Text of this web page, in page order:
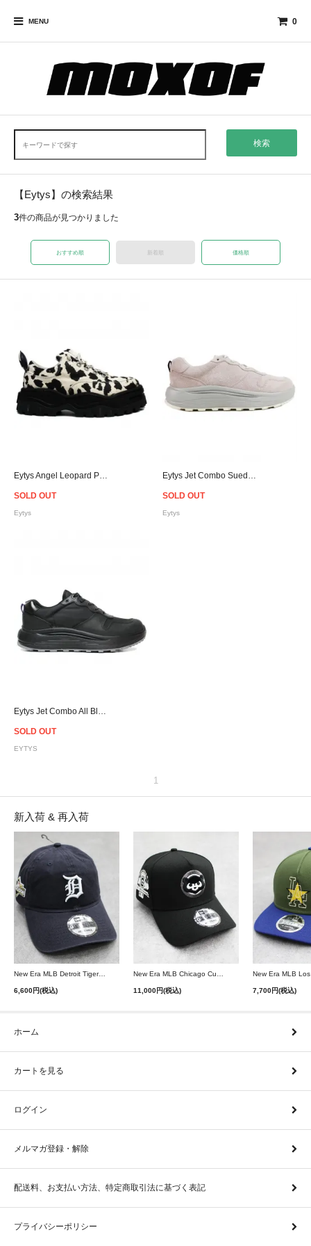
MENU 0
検索
【Eytys】の検索結果
3件の商品が見つかりました
おすすめ順 新着順 価格順
SOLD OUT
Eytys
SOLD OUT
Eytys
SOLD OUT
EYTYS
1
新入荷 & 再入荷
New Era MLB Detroit Tigers Postseason 9Twenty Strapback Cap - Navy
6,600円(税込) 11,000円(税込) 7,700円(税込)
ホーム
カートを見る
ログイン
メルマガ登録・解除
配送料、お支払い方法、特定商取引法に基づく表記
プライバシーポリシー